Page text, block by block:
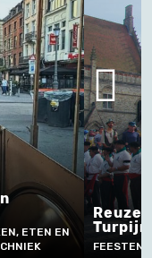
Reuzentraditie
Turpijn II
FEESTEN, RITUELEN